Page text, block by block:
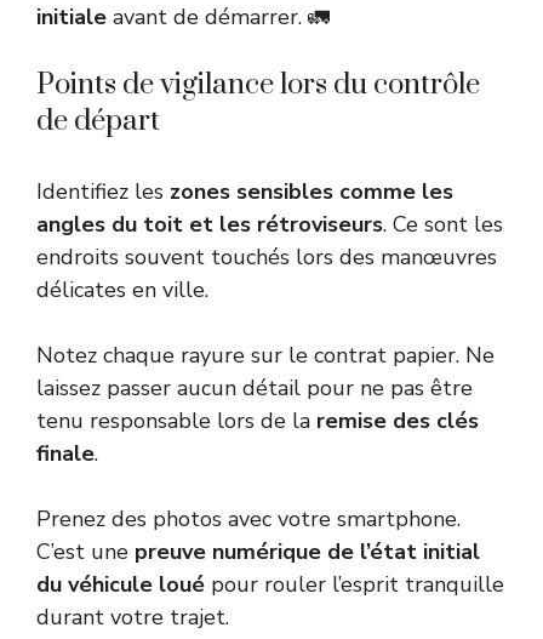
initiale avant de démarrer. 🚛
Points de vigilance lors du contrôle
de départ
Identifiez les zones sensibles comme les
angles du toit et les rétroviseurs. Ce sont les
endroits souvent touchés lors des manœuvres
délicates en ville.
Notez chaque rayure sur le contrat papier. Ne
laissez passer aucun détail pour ne pas être
tenu responsable lors de la remise des clés
finale.
Prenez des photos avec votre smartphone.
C’est une preuve numérique de l’état initial
du véhicule loué pour rouler l’esprit tranquille
durant votre trajet.